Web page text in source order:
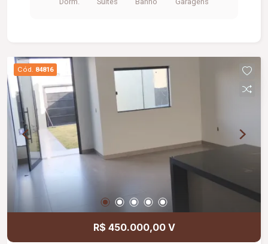
conjugada com área gourmet ampla *
pequenos * Portão eletrônico * 2 interfones para
maior comodidade e acessibilidade * Energia
solar atendendo as 3 suítes, proporcionando
mais economia e eficiência energética
Cód. 84816
R$ 450.000,00 V